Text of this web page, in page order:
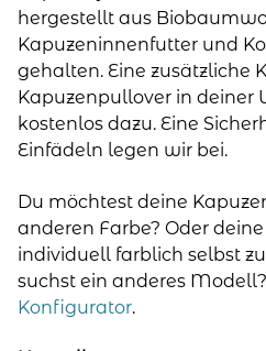
hergestellt aus
Kapuzeninnenfutter und
gehalten. Eine zusätzliche
Kapuzenpullover in deiner
kostenlos dazu. Eine
Einfädeln legen wir bei.
Du möchtest deine
anderen Farbe? Oder
individuell farblich selbst
suchst ein anderes Modell?
Konfigurator.